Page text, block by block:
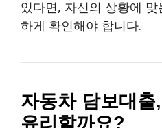
있다면, 자신의 상황에
하게 확인해야 합니다.
자동차 담보대출
유리할까요?